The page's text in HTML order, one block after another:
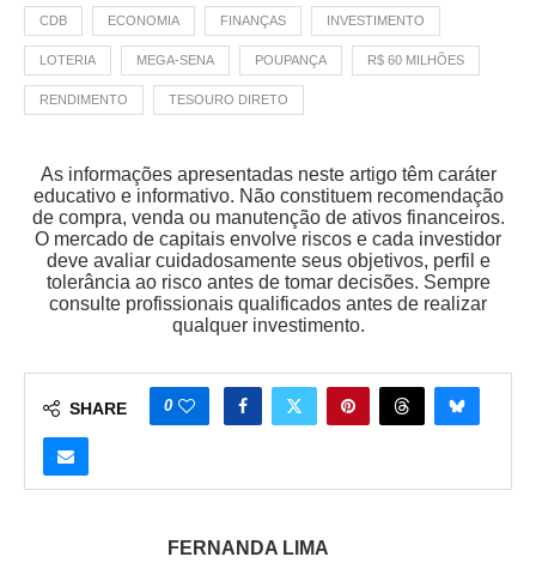
CDB ECONOMIA FINANÇAS INVESTIMENTO
LOTERIA MEGA-SENA POUPANÇA R$ 60 MILHÕES
RENDIMENTO TESOURO DIRETO
As informações apresentadas neste artigo têm caráter
educativo e informativo. Não constituem recomendação
de compra, venda ou manutenção de ativos financeiros.
O mercado de capitais envolve riscos e cada investidor
deve avaliar cuidadosamente seus objetivos, perfil e
tolerância ao risco antes de tomar decisões. Sempre
consulte profissionais qualificados antes de realizar
qualquer investimento.
SHARE 0
FERNANDA LIMA